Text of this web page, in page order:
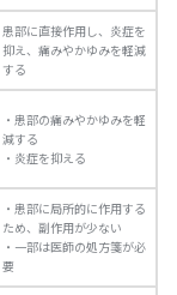
患部に直接作用し、炎症を
抑え、痛みやかゆみを軽減
する
・患部の痛みやかゆみを軽
減する
・炎症を抑える
・患部に局所的に作用する
ため、副作用が少ない
・一部は医師の処方箋が必
要